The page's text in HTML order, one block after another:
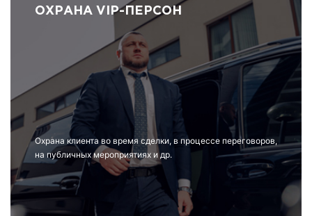
ОХРАНА VIP-ПЕРСОН
Охрана клиента во время сделки, в процессе переговоров,
на публичных мероприятиях и др.